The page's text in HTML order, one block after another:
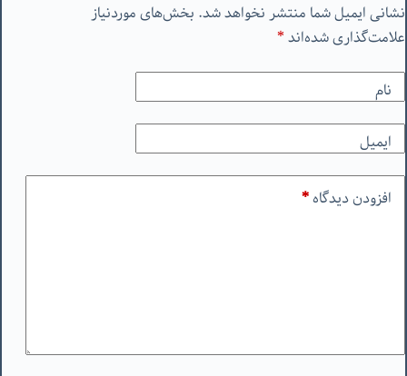
نشانی ایمیل شما منتشر نخواهد شد. بخش‌های موردنیاز
علامت‌گذاری شده‌اند*
نام
ایمیل
افزودن دیدگاه*